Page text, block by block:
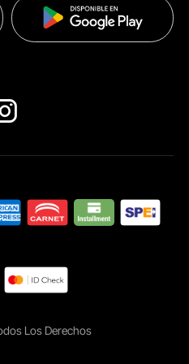
condición.
Los Derechos